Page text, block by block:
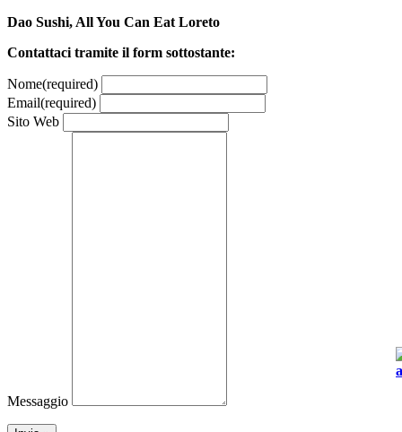
Dao Sushi, All You Can Eat Loreto
Contattaci tramite il form sottostante:
Nome(required)
Email(required)
Sito Web
Messaggio